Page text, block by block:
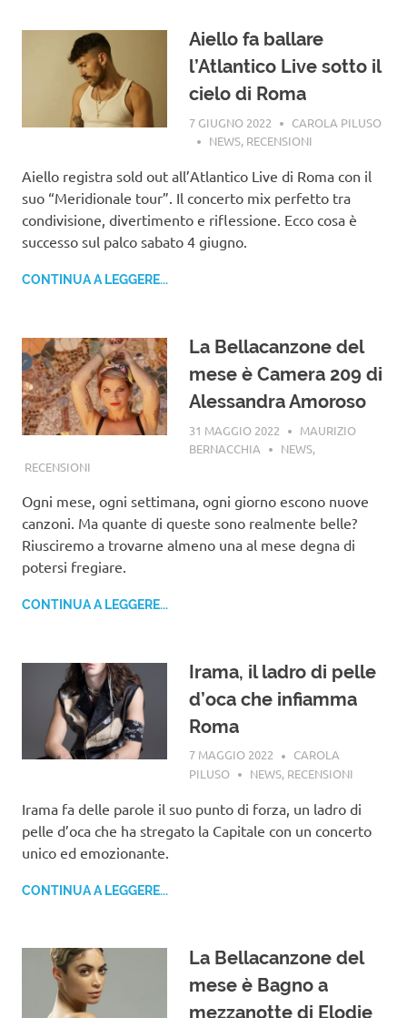
Aiello fa ballare
l’Atlantico Live sotto il
cielo di Roma
7 GIUGNO 2022
CAROLA PILUSO
NEWS, RECENSIONI
Aiello registra sold out all’Atlantico Live di Roma con il
suo “Meridionale tour”. Il concerto mix perfetto tra
condivisione, divertimento e riflessione. Ecco cosa è
successo sul palco sabato 4 giugno.
CONTINUA A LEGGERE...
La Bellacanzone del
mese è Camera 209 di
Alessandra Amoroso
31 MAGGIO 2022
MAURIZIO
BERNACCHIA
NEWS,
RECENSIONI
Ogni mese, ogni settimana, ogni giorno escono nuove
canzoni. Ma quante di queste sono realmente belle?
Riusciremo a trovarne almeno una al mese degna di
potersi fregiare.
CONTINUA A LEGGERE...
Irama, il ladro di pelle
d’oca che infiamma
Roma
7 MAGGIO 2022
CAROLA
PILUSO
NEWS, RECENSIONI
Irama fa delle parole il suo punto di forza, un ladro di
pelle d’oca che ha stregato la Capitale con un concerto
unico ed emozionante.
CONTINUA A LEGGERE...
La Bellacanzone del
mese è Bagno a
mezzanotte di Elodie